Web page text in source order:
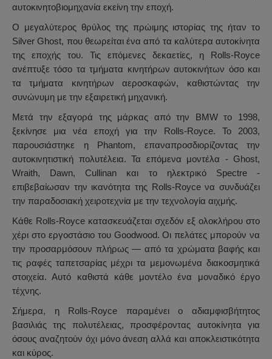
αυτοκινητοβιομηχανία εκείνη την εποχή.
Ο μεγαλύτερος θρύλος της πρώιμης ιστορίας της ήταν το
Silver Ghost, που θεωρείται ένα από τα καλύτερα αυτοκίνητα
της εποχής του. Τις επόμενες δεκαετίες, η Rolls-Royce
ανέπτυξε τόσο τα τμήματα κινητήρων αυτοκινήτων όσο και
τα τμήματα κινητήρων αεροσκαφών, καθιστώντας την
συνώνυμη με την εξαιρετική μηχανική.
Μετά την εξαγορά της μάρκας από την BMW το 1998,
ξεκίνησε μια νέα εποχή για την Rolls-Royce. Το 2003,
παρουσιάστηκε η Phantom, επαναπροσδιορίζοντας την
αυτοκινητιστική πολυτέλεια. Τα επόμενα μοντέλα - Ghost,
Wraith, Dawn, Cullinan και το ηλεκτρικό Spectre -
επιβεβαίωσαν την ικανότητα της Rolls-Royce να συνδυάζει
την παραδοσιακή χειροτεχνία με την τεχνολογία αιχμής.
Κάθε Rolls-Royce κατασκευάζεται σχεδόν εξ ολοκλήρου στο
χέρι στο εργοστάσιο του Goodwood. Οι πελάτες μπορούν να
την προσαρμόσουν πλήρως — από τα χρώματα βαφής και
τις ραφές ταπετσαρίας μέχρι τα μεμονωμένα διακοσμητικά
στοιχεία. Αυτό καθιστά κάθε μοντέλο ένα μοναδικό έργο
τέχνης.
Σήμερα, η Rolls-Royce παραμένει ο αδιαμφισβήτητος
βασιλιάς της πολυτέλειας, προσφέροντας αυτοκίνητα για
όσους αναζητούν όχι μόνο άνεση αλλά και αποκλειστικότητα
και κύρος.